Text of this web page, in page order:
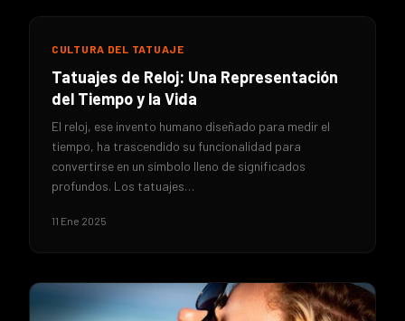
CULTURA DEL TATUAJE
Tatuajes de Reloj: Una Representación
del Tiempo y la Vida
El reloj, ese invento humano diseñado para medir el
tiempo, ha trascendido su funcionalidad para
convertirse en un símbolo lleno de significados
profundos. Los tatuajes…
11 Ene 2025